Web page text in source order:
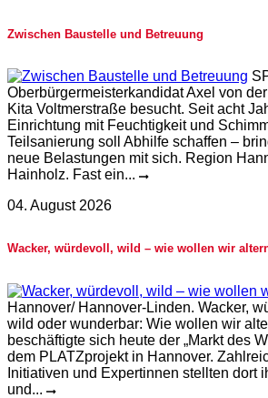
Zwischen Baustelle und Betreuung
Oberbürgermeisterkandidat Axel von
Kita Voltmerstraße besucht. Seit acht
Einrichtung mit Feuchtigkeit und
Teilsanierung soll Abhilfe schaffen –
neue Belastungen mit sich. Region
Hainholz. Fast ein...
04. August 2026
Wacker, würdevoll, wild – wie wollen wir
Hannover/ Hannover-Linden. Wacker,
wild oder wunderbar: Wie wollen wir
beschäftigte sich heute der „Markt des
dem PLATZprojekt in Hannover.
Initiativen und Expertinnen stellten dort
und...